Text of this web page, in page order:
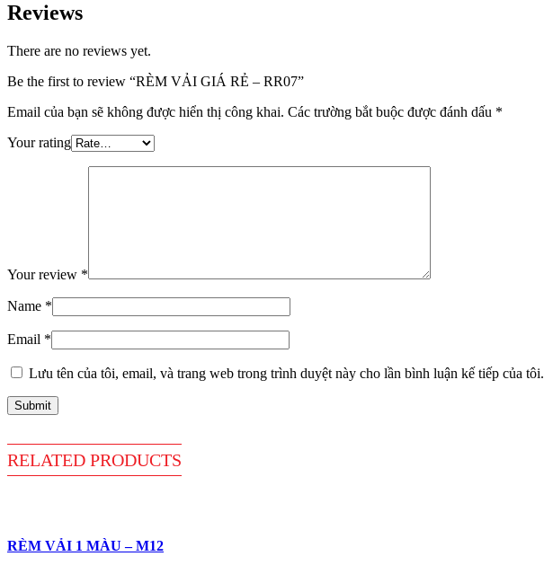
Reviews
There are no reviews yet.
Be the first to review “RÈM VẢI GIÁ RẺ – RR07”
Email của bạn sẽ không được hiển thị công khai. Các trường bắt buộc được đánh dấu *
Your rating
Your review *
Name *
Email *
Lưu tên của tôi, email, và trang web trong trình duyệt này cho lần bình luận kế tiếp của tôi.
RELATED PRODUCTS
RÈM VẢI 1 MÀU – M12